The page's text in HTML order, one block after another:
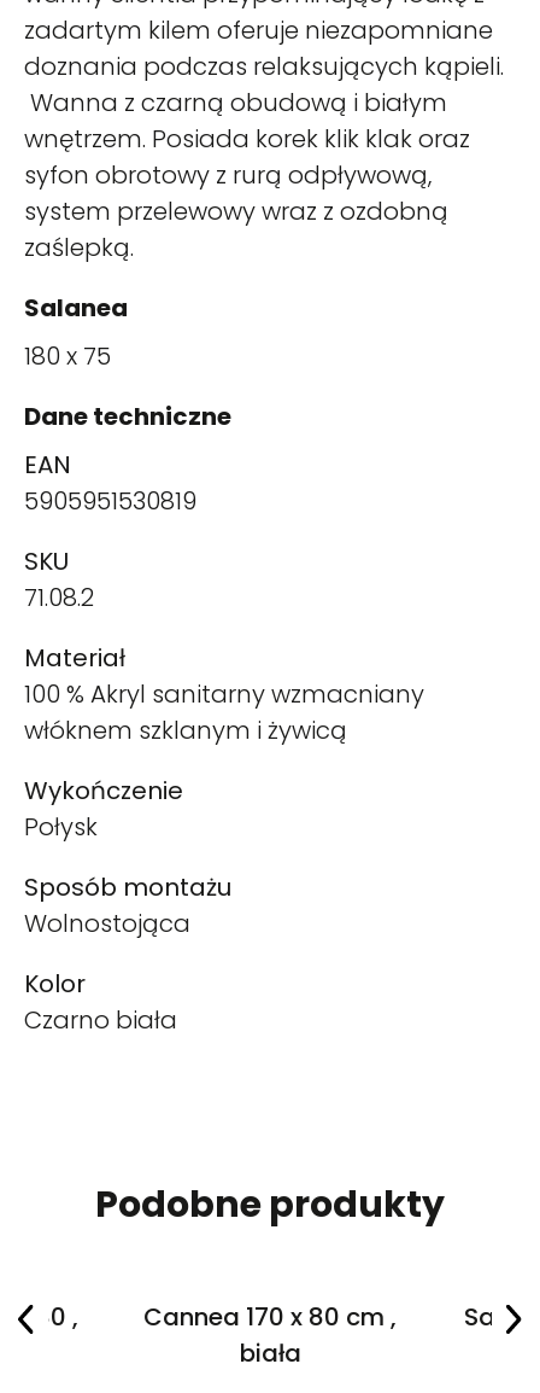
zadartym kilem oferuje niezapomniane
doznania podczas relaksujących kąpieli.
Wanna z czarną obudową i białym
wnętrzem. Posiada korek klik klak oraz
syfon obrotowy z rurą odpływową,
system przelewowy wraz z ozdobną
zaślepką.
Salanea
180 x 75
Dane techniczne
EAN
5905951530819
SKU
71.08.2
Materiał
100 % Akryl sanitarny wzmacniany
włóknem szklanym i żywicą
Wykończenie
Połysk
Sposób montażu
Wolnostojąca
Kolor
Czarno biała
Podobne produkty
x 80 ,
Cannea 170 x 80 cm ,
biała